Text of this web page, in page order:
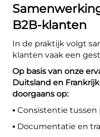
B2B-klanten
In de praktijk volgt
klanten vaak een
Op basis van onze
Duitsland en
doorgaans op:
▪️ Consistentie tussen
▪️ Documentatie en